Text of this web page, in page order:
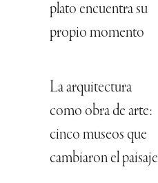
plato encuentra su
propio momento
La arquitectura
como obra de arte:
cinco museos que
cambiaron el paisaje